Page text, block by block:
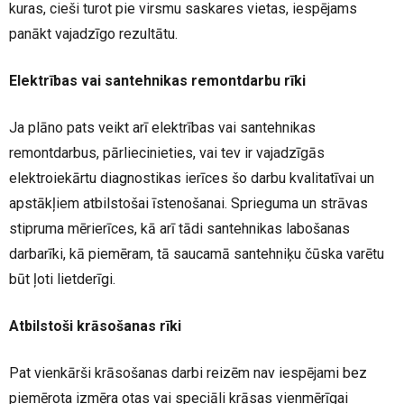
kuras, cieši turot pie virsmu saskares vietas, iespējams
panākt vajadzīgo rezultātu.
Elektrības vai santehnikas remontdarbu rīki
Ja plāno pats veikt arī elektrības vai santehnikas
remontdarbus, pārliecinieties, vai tev ir vajadzīgās
elektroiekārtu diagnostikas ierīces šo darbu kvalitatīvai un
apstākļiem atbilstošai īstenošanai. Sprieguma un strāvas
stipruma mērierīces, kā arī tādi santehnikas labošanas
darbarīki, kā piemēram, tā saucamā santehniķu čūska varētu
būt ļoti lietderīgi.
Atbilstoši krāsošanas rīki
Pat vienkārši krāsošanas darbi reizēm nav iespējami bez
piemērota izmēra otas vai speciāli krāsas vienmērīgai